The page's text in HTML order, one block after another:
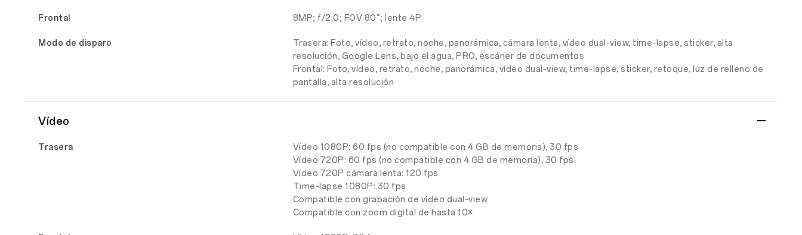
Frontal 8MP; f/2.0; FOV 80°; lente 4P
Modo de disparo
Trasera: Foto, vídeo, retrato, noche, panorámica, cámara lenta, vídeo dual-view, time-lapse, sticker, alta
resolución, Google Lens, bajo el agua, PRO, escáner de documentos
Frontal: Foto, vídeo, retrato, noche, panorámica, vídeo dual-view, time-lapse, sticker, retoque, luz de relleno de
pantalla, alta resolución
Vídeo
Trasera
Vídeo 1080P: 60 fps (no compatible con 4 GB de memoria), 30 fps
Vídeo 720P: 60 fps (no compatible con 4 GB de memoria), 30 fps
Vídeo 720P cámara lenta: 120 fps
Time-lapse 1080P: 30 fps
Compatible con grabación de vídeo dual-view
Compatible con zoom digital de hasta 10×